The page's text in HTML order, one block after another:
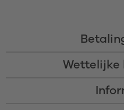
Wettelijke